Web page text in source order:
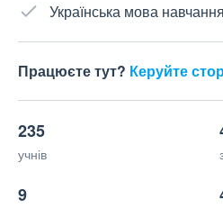
Українська мова навчання
Працюєте тут? Керуйте
235
учнів
9